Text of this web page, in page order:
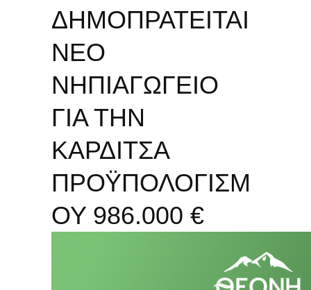
ΔΗΜΟΠΡΑΤΕΙΤΑΙ
ΝΕΟ
ΝΗΠΙΑΓΩΓΕΙΟ
ΓΙΑ ΤΗΝ
ΚΑΡΔΙΤΣΑ
ΠΡΟΫΠΟΛΟΓΙΣΜ
ΟΥ 986.000 €